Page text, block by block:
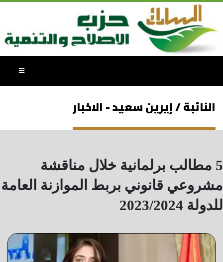
النائبة / إيرين سعيد - الاخبار
5 مطالب برلمانية خلال مناقشة
مشروعي قانوني بربط الموازنة العامة
للدولة 2023/2024